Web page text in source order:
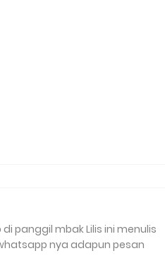
panggil mbak Lilis ini menulis
nya adapun pesan